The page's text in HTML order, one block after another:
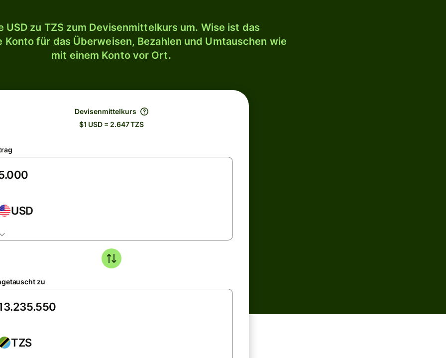
USD zu TZS zum Devisenmittelkurs um. Wise ist das
Konto für das Überweisen, Bezahlen und Umtauschen wie
mit einem Konto vor Ort.
Devisenmittelkurs
$1 USD = 2.647 TZS
USD
zu
TZS